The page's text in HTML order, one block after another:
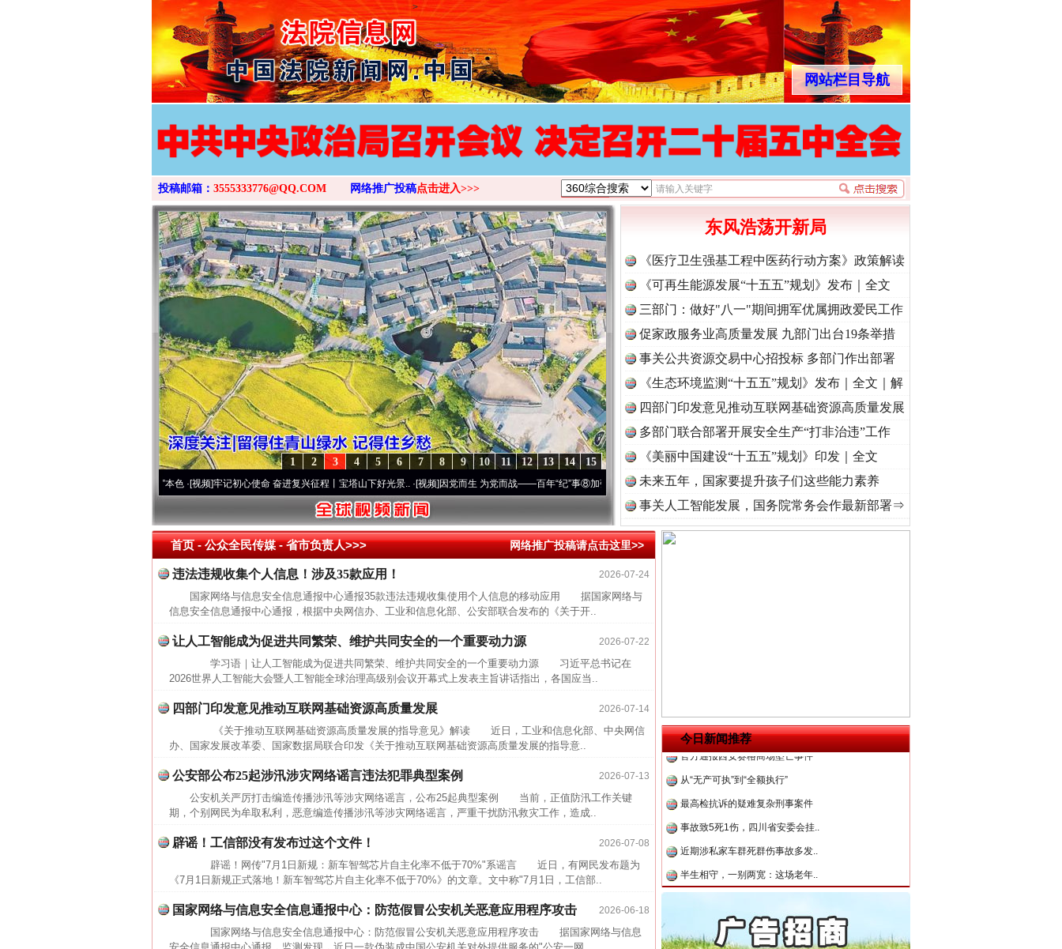
>
网站栏目导航
投稿邮箱： 3555333776@QQ.COM 网络推广投稿点击进入>>>
15
14
13
12
11
10
9
8
7
6
5
4
3
2
1
·[视频]牢记初心使命 奋进复兴征程丨宝塔山下好光景..·[视频]因党而生 为党而战——百年“纪”事⑧加强纪律.. ·[视频]牢记初心使命 奋进复兴征程丨“转折之城”激荡..·[视频] 牢记初心使命 奋进复兴征程丨红船起航处 潮起..
东风浩荡开新局
《医疗卫生强基工程中医药行动方案》政策解读
《可再生能源发展“十五五”规划》发布｜全文
三部门：做好"八一"期间拥军优属拥政爱民工作
促家政服务业高质量发展 九部门出台19条举措
事关公共资源交易中心招投标 多部门作出部署
《生态环境监测“十五五”规划》发布｜全文｜解
读
四部门印发意见推动互联网基础资源高质量发展
多部门联合部署开展安全生产“打非治违”工作
《美丽中国建设“十五五”规划》印发｜全文
未来五年，国家要提升孩子们这些能力素养
事关人工智能发展，国务院常务会作最新部署⇒
首页- 公众全民传媒 -省市负责人>>> 网络推广投稿请点击这里>>
2026-07-24
违法违规收集个人信息！涉及35款应用！
国家网络与信息安全信息通报中心通报35款违法违规收集使用个人信息的移动应用 据国家网络与
信息安全信息通报中心通报，根据中央网信办、工业和信息化部、公安部联合发布的《关于开..
2026-07-22
让人工智能成为促进共同繁荣、维护共同安全的一个重要动力源
学习语｜让人工智能成为促进共同繁荣、维护共同安全的一个重要动力源 习近平总书记在
2026世界人工智能大会暨人工智能全球治理高级别会议开幕式上发表主旨讲话指出，各国应当..
2026-07-14
四部门印发意见推动互联网基础资源高质量发展
《关于推动互联网基础资源高质量发展的指导意见》解读 近日，工业和信息化部、中央网信
办、国家发展改革委、国家数据局联合印发《关于推动互联网基础资源高质量发展的指导意..
2026-07-13
公安部公布25起涉汛涉灾网络谣言违法犯罪典型案例
公安机关严厉打击编造传播涉汛等涉灾网络谣言，公布25起典型案例 当前，正值防汛工作关键
期，个别网民为牟取私利，恶意编造传播涉汛等涉灾网络谣言，严重干扰防汛救灾工作，造成..
2026-07-08
辟谣！工信部没有发布过这个文件！
辟谣！网传"7月1日新规：新车智驾芯片自主化率不低于70%"系谣言 近日，有网民发布题为
《7月1日新规正式落地！新车智驾芯片自主化率不低于70%》的文章。文中称"7月1日，工信部..
2026-06-18
国家网络与信息安全信息通报中心：防范假冒公安机关恶意应用程序攻击
国家网络与信息安全信息通报中心：防范假冒公安机关恶意应用程序攻击 据国家网络与信息
今日新闻推荐
官方通报西安赛格商场坠亡事件
从“无产可执”到“全额执行”
最高检抗诉的疑难复杂刑事案件
事故致5死1伤，四川省安委会挂..
近期涉私家车群死群伤事故多发..
半生相守，一别两宽：这场老年..
一纸欠条伤亲情 巡回调解促和..
杨天誉，不得录用为公务员
茶叶“炒上天”
“神药”背后的真相